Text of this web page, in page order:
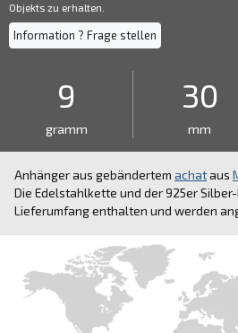
Objekts zu erhalten.
Information ? Frage stellen
9
gramm
30
mm
Anhänger aus gebändertem achataus
Die Edelstahlkette und der 925er
Lieferumfang enthalten und werden